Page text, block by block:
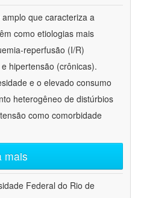
que caracteriza a
como etiologias mais
reperfusão (I/R)
hipertensão (crônicas).
e o elevado consumo
heterogêneo de distúrbios
como comorbidade
mais
Federal do Rio de